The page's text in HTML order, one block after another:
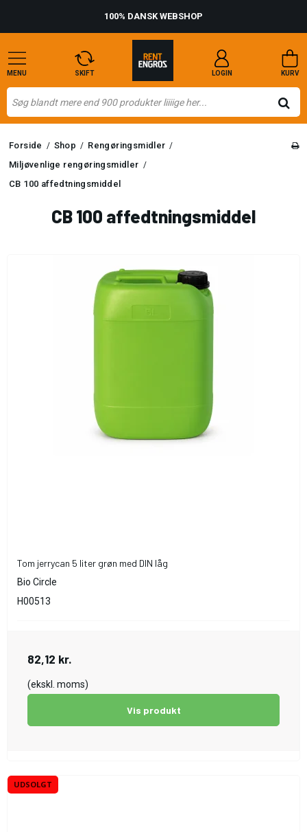
100% DANSK WEBSHOP
MENU SKIFT LOGIN KURV
Forside / Shop / Rengøringsmidler /
Miljøvenlige rengøringsmidler /
CB 100 affedtningsmiddel
CB 100 affedtningsmiddel
Tom jerrycan 5 liter grøn med DIN låg
Bio Circle
H00513
82,12 kr.
(ekskl. moms)
Vis produkt
UDSOLGT